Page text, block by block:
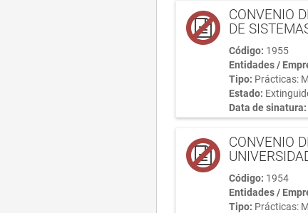
CONVENIO
DE
Código: 1955
Entidades /
Tipo: Prácticas:
Estado:
Data de sinatura:
CONVENIO
Código: 1954
Entidades /
Tipo: Prácticas: